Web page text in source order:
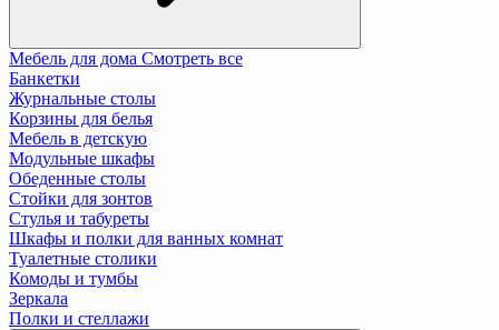
Мебель для дома Смотреть все
Банкетки
Журнальные столы
Корзины для белья
Мебель в детскую
Модульные шкафы
Обеденные столы
Стойки для зонтов
Стулья и табуреты
Шкафы и полки для ванных комнат
Туалетные столики
Комоды и тумбы
Зеркала
Полки и стеллажи